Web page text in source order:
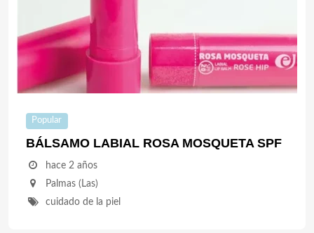
Popular
BÁLSAMO LABIAL ROSA MOSQUETA SPF
hace 2 años
Palmas (Las)
cuidado de la piel